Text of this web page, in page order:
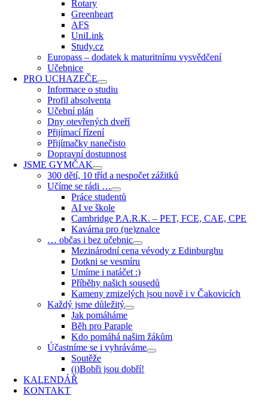
Rotary
Greenheart
AFS
UniLink
Study.cz
Europass – dodatek k maturitnímu vysvědčení
Učebnice
PRO UCHAZEČE
Informace o studiu
Profil absolventa
Učební plán
Dny otevřených dveří
Přijímací řízení
Přijímačky nanečisto
Dopravní dostupnost
JSME GYMČAK
300 dětí, 10 tříd a nespočet zážitků
Učíme se rádi …
Práce studentů
AI ve škole
Cambridge P.A.R.K. – PET, FCE, CAE, CPE
Kavárna pro (ne)znalce
… občas i bez učebnic
Mezinárodní cena vévody z Edinburghu
Dotkni se vesmíru
Umíme i natáčet :)
Příběhy našich sousedů
Kameny zmizelých jsou nově i v Čakovicích
Každý jsme důležitý
Jak pomáháme
Běh pro Paraple
Kdo pomáhá našim žákům
Účastníme se i vyhráváme
Soutěže
(i)Bobři jsou dobří!
KALENDÁŘ
KONTAKT